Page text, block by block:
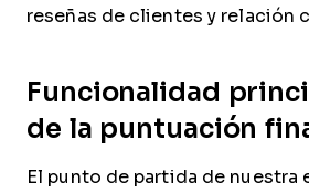
reseñas de clientes y relación
Funcionalidad
de la puntuación
El punto de partida de nuestra